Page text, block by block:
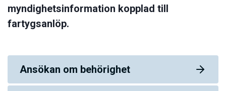
myndighetsinformation kopplad till
fartygsanlöp.
Ansökan om behörighet